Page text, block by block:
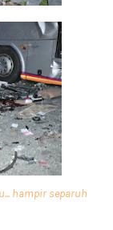
hampir separuh